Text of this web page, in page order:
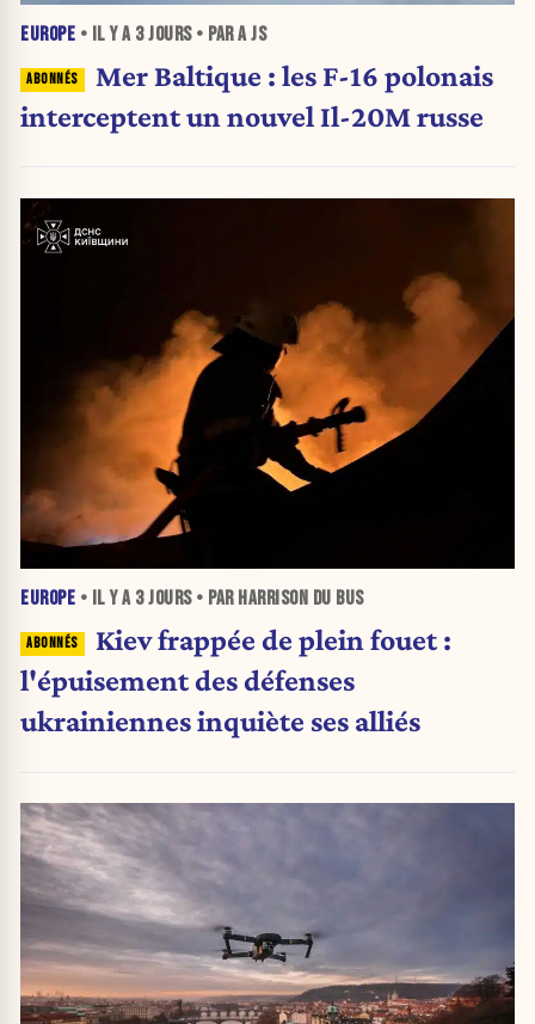
EUROPE • IL Y A 3 JOURS• PAR A JS
Mer Baltique : les F-16 polonais
interceptent un nouvel Il-20M russe
EUROPE • IL Y A 3 JOURS• PAR HARRISON DU BUS
Kiev frappée de plein fouet :
l'épuisement des défenses
ukrainiennes inquiète ses alliés